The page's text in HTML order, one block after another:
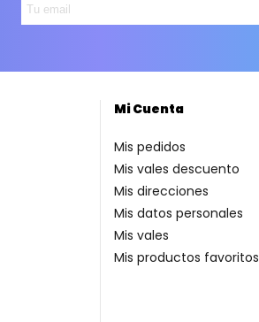
Mi Cuenta
Mis pedidos
Mis vales descuento
Mis direcciones
Mis datos personales
Mis vales
Mis productos favoritos